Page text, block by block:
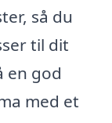
så du
til dit
en god
med et